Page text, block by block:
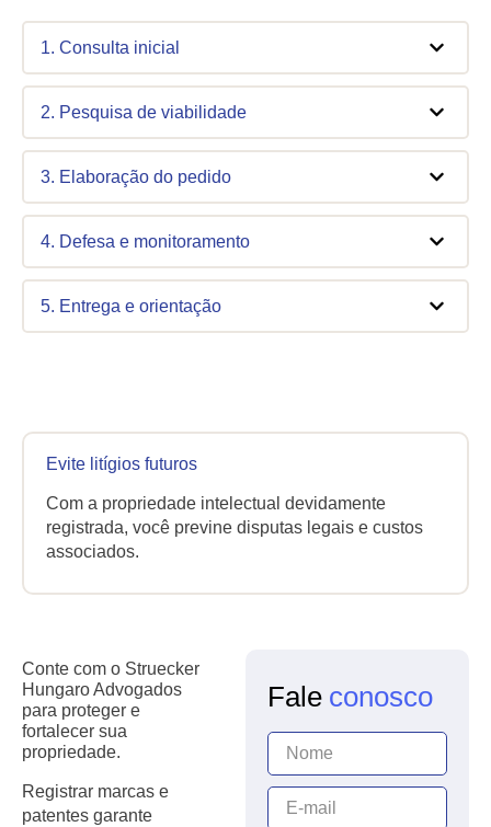
1. Consulta inicial
2. Pesquisa de viabilidade
3. Elaboração do pedido
4. Defesa e monitoramento
5. Entrega e orientação
Evite litígios futuros
Com a propriedade intelectual devidamente
registrada, você previne disputas legais e custos
associados.
Conte com o Struecker
Hungaro Advogados
para proteger e
fortalecer sua
propriedade.
Registrar marcas e
patentes garante
Fale conosco